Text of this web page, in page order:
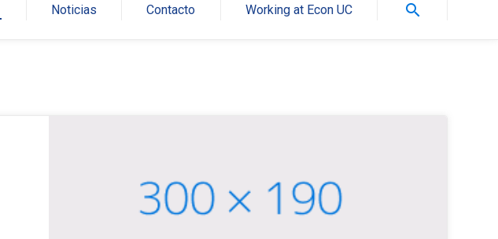
Noticias Contacto Working at Econ UC search